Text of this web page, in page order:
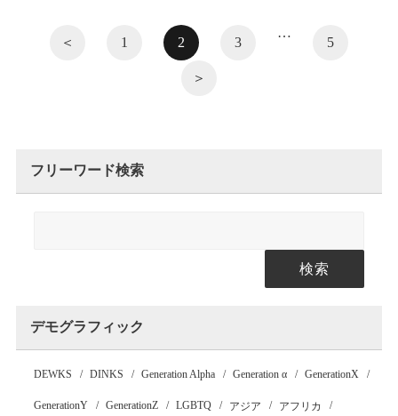
フリーワード検索
検索
デモグラフィック
DEWKS DINKS Generation Alpha Generation α GenerationX
GenerationY GenerationZ LGBTQ アジア アフリカ
＜ 1 2 3
…
5
＞